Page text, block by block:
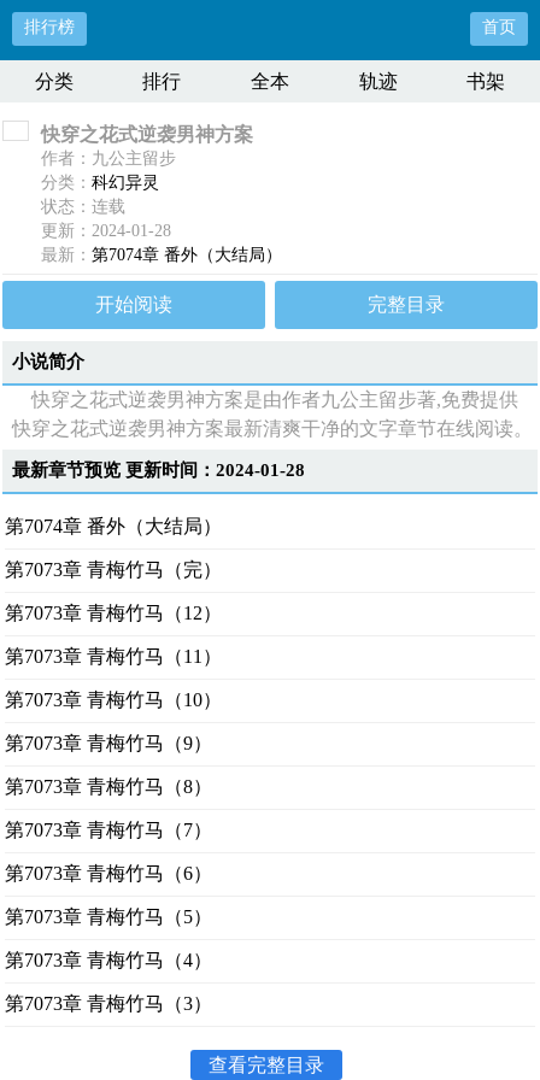
排行榜 首页
分类 排行 全本 轨迹 书架
快穿之花式逆袭男神方案
作者：九公主留步
分类：科幻异灵
状态：连载
更新：2024-01-28
最新：第7074章 番外（大结局）
开始阅读 完整目录
小说简介
快穿之花式逆袭男神方案是由作者九公主留步著,免费提供
快穿之花式逆袭男神方案最新清爽干净的文字章节在线阅读。
最新章节预览 更新时间：2024-01-28
第7074章 番外（大结局）
第7073章 青梅竹马（完）
第7073章 青梅竹马（12）
第7073章 青梅竹马（11）
第7073章 青梅竹马（10）
第7073章 青梅竹马（9）
第7073章 青梅竹马（8）
第7073章 青梅竹马（7）
第7073章 青梅竹马（6）
第7073章 青梅竹马（5）
第7073章 青梅竹马（4）
第7073章 青梅竹马（3）
查看完整目录